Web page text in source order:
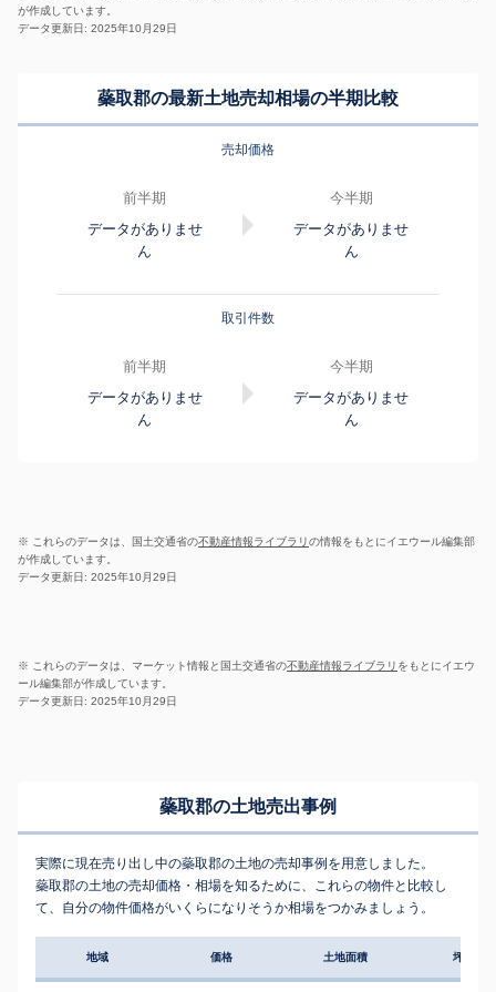
が作成しています。
データ更新日: 2025年10月29日
蘂取郡の最新土地売却相場の半期比較
売却価格
前半期
データがありませ
ん
今半期
データがありませ
ん
取引件数
前半期
データがありませ
ん
今半期
データがありませ
ん
※ これらのデータは、国土交通省の不動産情報ライブラリの情報をもとにイエウール編集部
が作成しています。
データ更新日: 2025年10月29日
※ これらのデータは、マーケット情報と国土交通省の不動産情報ライブラリ をもとにイエウ
ール編集部が作成しています。
データ更新日: 2025年10月29日
蘂取郡の土地売出事例
実際に現在売り出し中の蘂取郡の土地の売却事例を用意しました。
蘂取郡の土地の売却価格・相場を知るために、これらの物件と比較し
て、自分の物件価格がいくらになりそうか相場をつかみましょう。
地域 価格 土地面積 坪単価